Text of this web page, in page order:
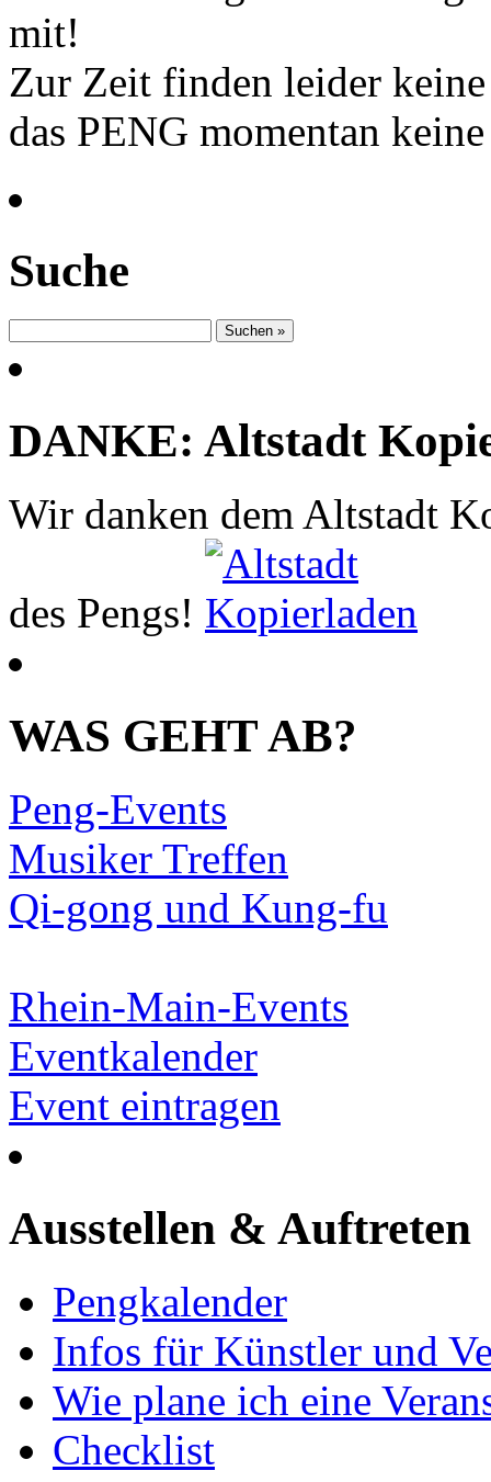
mit!
Zur Zeit finden leider
das PENG momentan
Suche
DANKE: Altstadt
Wir danken dem Altstadt
des Pengs!
WAS GEHT AB?
Peng-Events
Musiker Treffen
Qi-gong und Kung-fu
Rhein-Main-Events
Eventkalender
Event eintragen
Ausstellen & Auftreten
Pengkalender
Infos für Künstler und
Wie plane ich eine
Checklist